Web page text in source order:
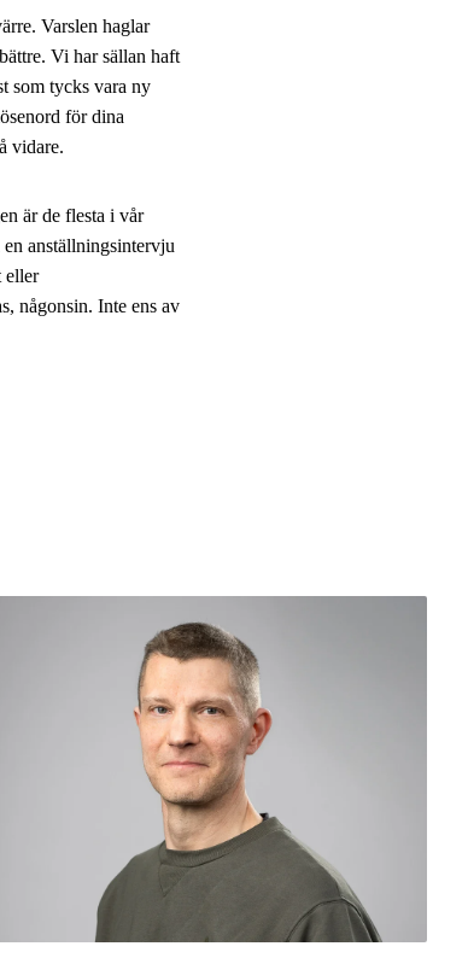
Varslen haglar
Vi har sällan haft
som tycks vara ny
för dina
vidare.
är de flesta i vår
anställningsintervju
eller
någonsin. Inte ens av